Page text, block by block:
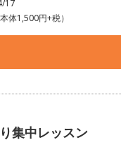
17
体1,500円+税）
集中レッスン